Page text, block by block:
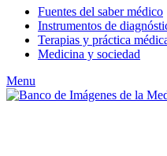
Fuentes del saber médico
Instrumentos de
Terapias y práctica
Medicina y sociedad
Menu